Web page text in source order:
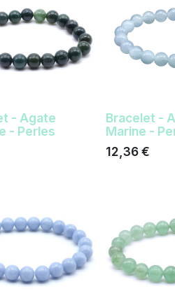
- Agate
- Perles
Bracelet -
Marine -
12,36€